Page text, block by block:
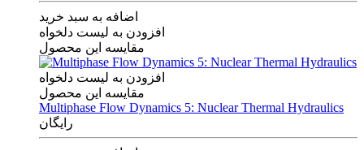
اضافه به سبد خرید
افزودن به لیست دلخواه
مقایسه این محصول
افزودن به لیست دلخواه
مقایسه این محصول
Multiphase Flow Dynamics 5: Nuclear Thermal Hydraulics
رایگان